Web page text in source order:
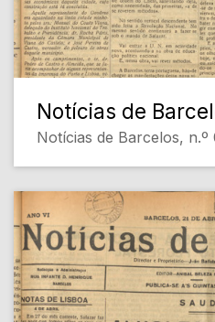
Notícias de
Notícias de Barcelos, n.º